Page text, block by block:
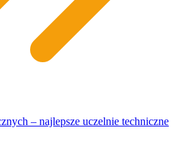
– najlepsze uczelnie techniczne